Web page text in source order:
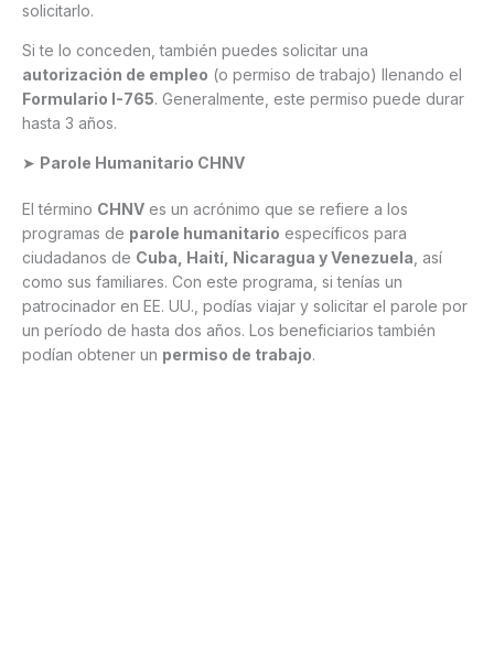
solicitarlo.
Si te lo conceden, también puedes solicitar una
autorización de empleo (o permiso de trabajo) llenando el
Formulario I-765. Generalmente, este permiso puede durar
hasta 3 años.
➤ Parole Humanitario CHNV
El término CHNV es un acrónimo que se refiere a los
programas de parole humanitario específicos para
ciudadanos de Cuba, Haití, Nicaragua y Venezuela, así
como sus familiares. Con este programa, si tenías un
patrocinador en EE. UU., podías viajar y solicitar el parole por
un período de hasta dos años. Los beneficiarios también
podían obtener un permiso de trabajo.